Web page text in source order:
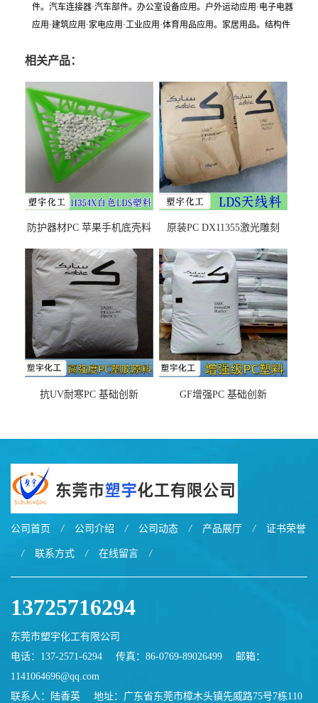
件。汽车连接器·汽车部件。办公室设备应用。户外运动应用·电子电器
应用·建筑应用·家电应用·工业应用·体育用品应用。家居用品。结构件
相关产品：
防护器材PC 苹果手机底壳料
之忧
原装PC DX11355激光雕刻
抗UV耐寒PC 基础创新
GF增强PC 基础创新
公司首页 / 公司介绍 / 公司动态 / 产品展厅 / 证书荣誉
/ 联系方式 / 在线留言 /
13725716294
东莞市塑宇化工有限公司
电话：137-2571-6294
传真：86-0769-89026499
邮箱：
1141064696@qq.com
联系人：陆香英
地址：广东省东莞市樟木头镇先威路75号7栋110